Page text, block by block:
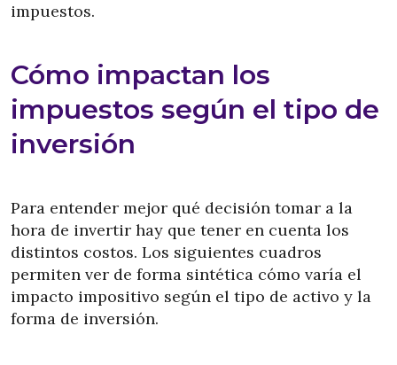
impuestos.
Cómo impactan los
impuestos según el tipo de
inversión
Para entender mejor qué decisión tomar a la
hora de invertir hay que tener en cuenta los
distintos costos. Los siguientes cuadros
permiten ver de forma sintética cómo varía el
impacto impositivo según el tipo de activo y la
forma de inversión.